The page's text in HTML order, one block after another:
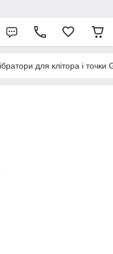
для клітора і